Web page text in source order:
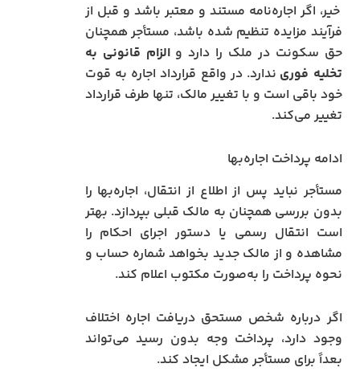
خیر، اگر اجاره‌نامه مستند و معتبر باشد و قبل از
فرآیند مزایده تنظیم شده باشد، مستأجر همچنان
حق سکونت در ملک را دارد والزام قانونی به
تخلیه فوری ندارد. در واقع قرارداد اجاره به قوت
خود باقی است و با تغییر مالک، تنها طرف قرارداد
تغییر می‌کند.
ادامه پرداخت اجاره‌بها
مستأجر نباید پس از اطلاع از انتقال، اجاره‌بها را
بدون بررسی همچنان به مالک قبلی بپردازد. بهتر
است انتقال رسمی یا دستور اجرای احکام را
مشاهده و از مالک جدید بخواهد شماره حساب و
نحوه پرداخت را به‌صورت مکتوب اعلام کند.
اگر درباره شخص مستحق دریافت اجاره اختلاف
وجود دارد، پرداخت وجه بدون رسید می‌تواند
بعداً برای مستأجر مشکل ایجاد کند.